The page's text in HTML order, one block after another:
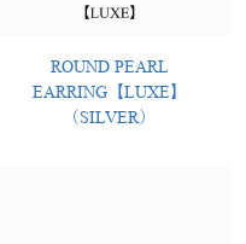
ROUND PEARL
EARRING【LUXE】
（SILVER）